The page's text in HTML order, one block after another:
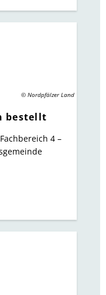
© Nordpfälzer Land
bestellt
4 –